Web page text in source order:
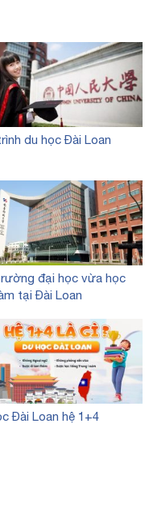
du học Đài Loan
đại học vừa học
tại Đài Loan
Đài Loan hệ 1+4